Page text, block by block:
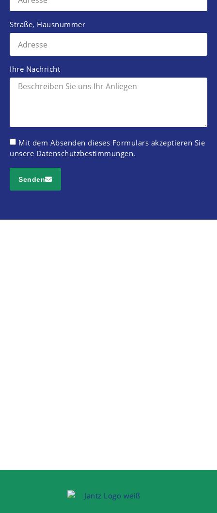
Straße, Hausnummer
Ihre Nachricht
Mit dem Absenden dieses Formulars akzeptieren Sie
unsere Datenschutzbestimmungen.
Senden